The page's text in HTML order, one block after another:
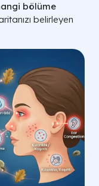
bölüme
belirleyen